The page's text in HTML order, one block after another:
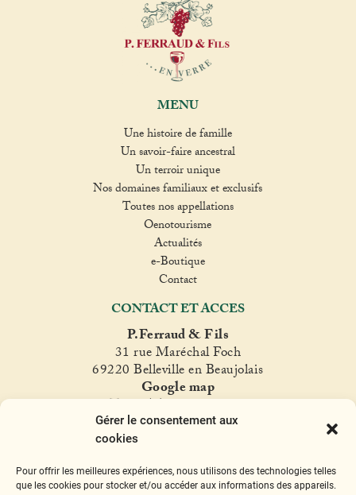
Gérer le consentement aux
cookies
Pour offrir les meilleures expériences, nous utilisons des technologies telles
que les cookies pour stocker et/ou accéder aux informations des appareils.
MENU
Une histoire de famille
Un savoir-faire ancestral
Un terroir unique
Nos domaines familiaux et exclusifs
Toutes nos appellations
Oenotourisme
Actualités
e-Boutique
Contact
CONTACT ET ACCES
P.Ferraud & Fils
31 rue Maréchal Foch
69220 Belleville en Beaujolais
Google map
T. +33(0)4 74 06 47 60
ferraud@ferraud.com
Instagram
Facebook
Twitter
YouTube